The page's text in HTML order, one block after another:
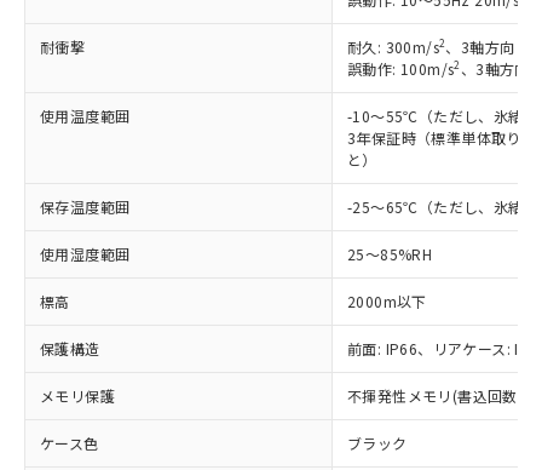
耐衝撃 耐久: 300m/s2、3軸方向 各
誤動作: 100m/s2 、3軸方向
使用温度範囲
-10～55℃（ただし、氷結、
3年保証時（標準単体取り
と）
保存温度範囲 -25～65℃（ただし、氷結、
使用湿度範囲 25～85%RH
標高 2000m以下
保護構造 前面: IP66、リアケース:
メモリ保護 不揮発性メモリ(書込回数:
ケース色 ブラック
商品の当社在庫状況および標準価格
(税抜)を提供させていただくもので
当社制御機器事業取扱商品の中には、
本サービスの対象外となる商品もある
在庫状況および標準価格照会結果は、
記載している更新日時点での社内デー
タに基づき作成されるものであり、閲
覧された時点での実際の在庫および標
準価格とは異なる場合があることをご
正式な納期状況および標準価格はお客
様のお取引先、またはお客様担当のオ
ムロン制御機器販売店・当社販売員に
オムロン制御機器販売店や当社販売拠
」をご確認
非含有の対応状況を調査中または確認中の
非該当品：ライセンス料など無形物で、有
害物質有無と関係のない商品です。
仕入先様の事情により、非含有部品として
いたものが、含有品と判明した場合などや
むを得ず変更することがあります。
*EU RoHS指令（10物質）：
鉛(Pb) 1000ppm以下、 水銀(Hg) 1000ppm以下、 カド
ミウム(Cd) 100ppm以下、
六価クロム(Cr(Ⅵ)) 1000ppm以下、ポリ臭化ビフェニル
類(PBB) 1000ppm以下、ポリ臭化ジフェニルエーテル類
(PBDE) 1000ppm以下、フタル酸ビス(2-エチルヘキシ
（DBP） 1000ppm以下、フタル酸ジイソブチル
但し、RoHS指令で産業用監視および制御機器に対する
適用除外項目は除く。
図的な使用がないことを確認しています。
「○」：最大均質材料含有率が中国RoHSの
基準値以下であることを示します。
「×」：最大均質材料含有率が中国RoHSの
基準値を超えていることを示します。
「－」：未確認です。当社販売部門へお問
*中国RoHS10物質の基準値 (GB/T26572)：
Pb(鉛) :1000ppm、 Hg(水銀) : 1000ppm、 Cd(カドミウ
ム) : 100ppm、
ニル類) : 1000ppm、 PBDEs(ポリ臭化ジフェニルエーテ
DBP(フタル酸ジブチル) : 1000ppm、 DIBP(フタル酸ジ
イソブチル) : 1000ppm、 BBP(フタル酸ブチルベンジ
DEHP(フタル酸ビス(2-エチルヘキシル)) : 1000ppm
当社は、これら貴社製品のうち、外国
為替および外国貿易法に定める商品
（以下｢規制貨物等」という）を輸出
または国外への提供する場合は、日本
可)を取得するなどの必要な手続きを
当社は規制貨物を破棄する場合は、完
全に破砕するなど、違法に輸出されな
いよう必要な手段を講じます。
当社は貴社製品を、核兵器、ミサイ
ル、化学兵器、生物兵器またはその他
武器並びにこれらの製造装置等に一切
記
号
一定数以上の在庫あり
一定数には満たないが在庫あり
在庫なし(最新の在庫状況につ
いては、お客様のお取引先、ま